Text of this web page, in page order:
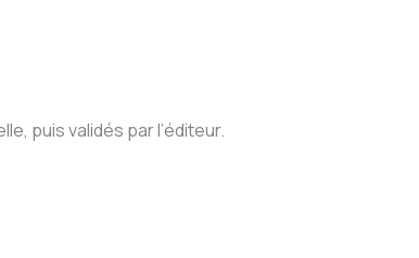
puis validés par l’éditeur.